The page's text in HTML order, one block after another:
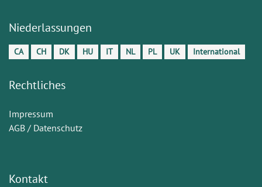
Niederlassungen
CA CH DK HU IT NL PL UK International
Rechtliches
Impressum
AGB / Datenschutz
Kontakt